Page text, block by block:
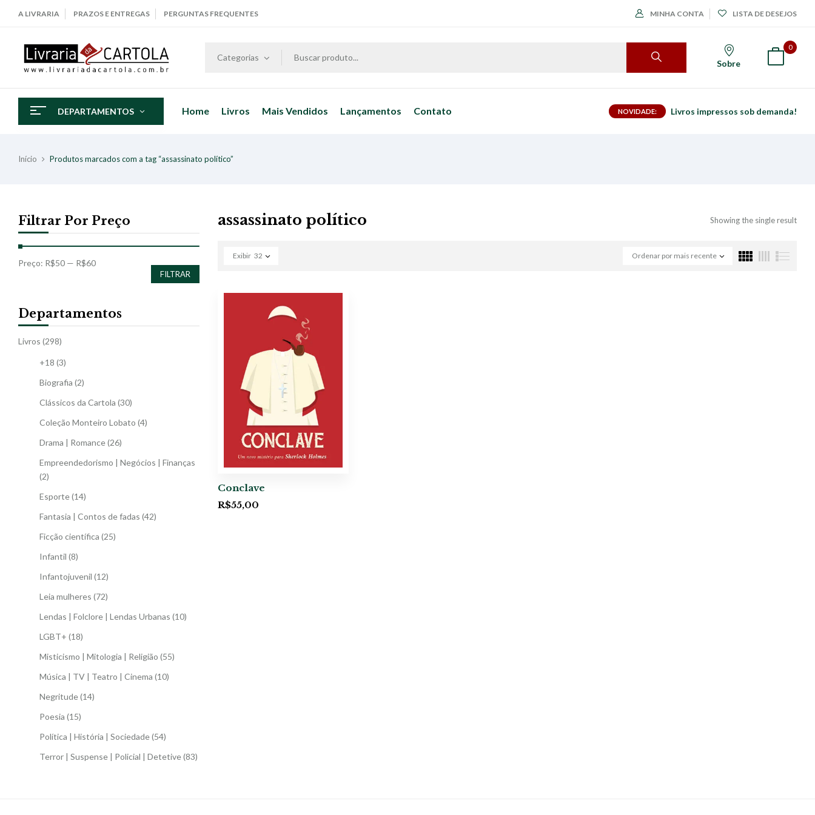
A LIVRARIA PRAZOS E ENTREGAS PERGUNTAS FREQUENTES MINHA CONTA LISTA DE DESEJOS
Categorias
Sobre
0
DEPARTAMENTOS Home Livros Mais Vendidos Lançamentos Contato NOVIDADE: Livros impressos sob demanda!
Início Produtos marcados com a tag “assassinato político”
Filtrar Por Preço
FILTRAR
Preço: R$50 — R$60
Departamentos
Livros (298)
+18 (3)
Biografia (2)
Clássicos da Cartola (30)
Coleção Monteiro Lobato (4)
Drama | Romance(26)
Empreendedorismo | Negócios | Finanças
(2)
Esporte(14)
Fantasia | Contos de fadas (42)
Ficção científica (25)
Infantil (8)
Infantojuvenil (12)
Leia mulheres (72)
Lendas | Folclore | Lendas Urbanas (10)
LGBT+ (18)
Misticismo | Mitologia | Religião (55)
Música | TV | Teatro | Cinema (10)
Negritude(14)
Poesia (15)
Política | História | Sociedade(54)
Terror | Suspense | Policial | Detetive(83)
assassinato político Showing the single result
Ordenar por mais recente
Exibir 32
Conclave
R$55,00